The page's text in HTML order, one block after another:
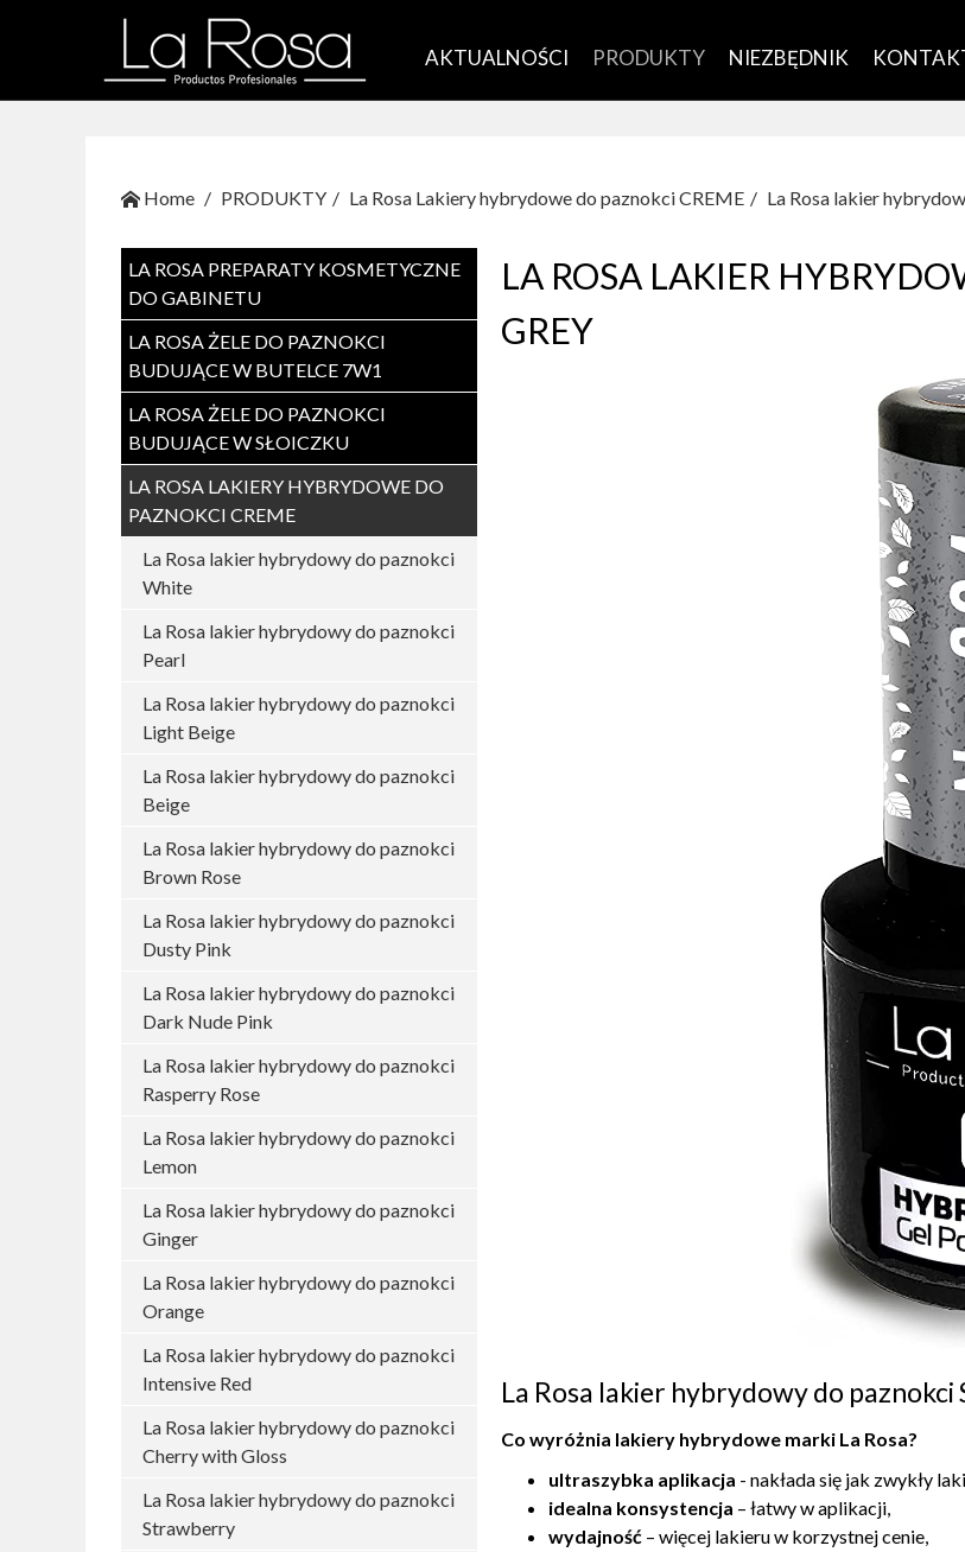
AKTUALNOŚCI PRODUKTY NIEZBĘDNIK
Home PRODUKTY La Rosa Lakiery hybrydowe do paznokci CREME La Rosa lakier
LA ROSA LAKIER
GREY
La Rosa lakier hybrydowy do paznokci
Co wyróżnia lakiery hybrydowe marki La Rosa?
ultraszybka aplikacja - nakłada się jak zwykły
idealna konsystencja – łatwy w aplikacji,
wydajność – więcej lakieru w korzystnej cenie,
LA ROSA PREPARATY KOSMETYCZNE
DO GABINETU
LA ROSA ŻELE DO PAZNOKCI
BUDUJĄCE W BUTELCE 7W1
LA ROSA ŻELE DO PAZNOKCI
BUDUJĄCE W SŁOICZKU
LA ROSA LAKIERY HYBRYDOWE DO
PAZNOKCI CREME
La Rosa lakier hybrydowy do paznokci
White
La Rosa lakier hybrydowy do paznokci
Pearl
La Rosa lakier hybrydowy do paznokci
Light Beige
La Rosa lakier hybrydowy do paznokci
Beige
La Rosa lakier hybrydowy do paznokci
Brown Rose
La Rosa lakier hybrydowy do paznokci
Dusty Pink
La Rosa lakier hybrydowy do paznokci
Dark Nude Pink
La Rosa lakier hybrydowy do paznokci
Rasperry Rose
La Rosa lakier hybrydowy do paznokci
Lemon
La Rosa lakier hybrydowy do paznokci
Ginger
La Rosa lakier hybrydowy do paznokci
Orange
La Rosa lakier hybrydowy do paznokci
Intensive Red
La Rosa lakier hybrydowy do paznokci
Cherry with Gloss
La Rosa lakier hybrydowy do paznokci
Strawberry